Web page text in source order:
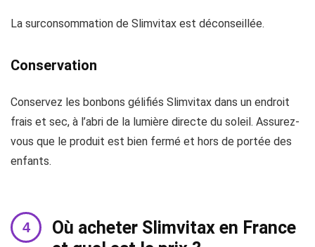
La surconsommation de Slimvitax est déconseillée.
Conservation
Conservez les bonbons gélifiés Slimvitax dans un endroit
frais et sec, à l’abri de la lumière directe du soleil. Assurez-
vous que le produit est bien fermé et hors de portée des
enfants.
Où acheter Slimvitax en France